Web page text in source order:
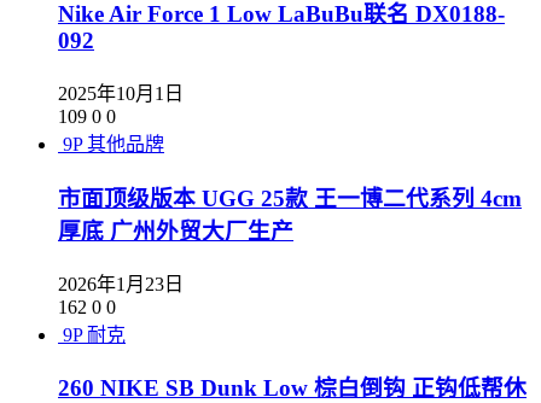
Nike Air Force 1 Low LaBuBu联名 DX0188-
092
2025年10月1日
109 0 0
9P 其他品牌
市面顶级版本 UGG 25款 王一博二代系列 4cm
厚底 广州外贸大厂生产
2026年1月23日
162 0 0
9P 耐克
260 NIKE SB Dunk Low 棕白倒钩 正钩低帮休